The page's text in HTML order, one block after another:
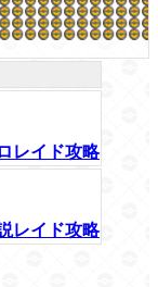
レイド攻略
レイド攻略